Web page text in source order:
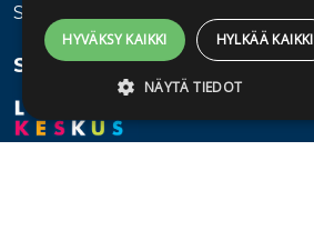
Saavutettavuusseloste
Seuraa meitä
HYVÄKSY KAIKKI HYLKÄÄ KAIKKI
NÄYTÄ TIEDOT